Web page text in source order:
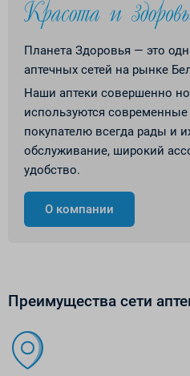
Планета Здоровья — это
аптечных сетей на рынке
Наши аптеки совершенно
используются современные
покупателю всегда рады и
обслуживание, широкий
удобство.
О компании
Преимущества сети